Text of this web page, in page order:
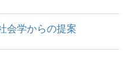
会学からの提案